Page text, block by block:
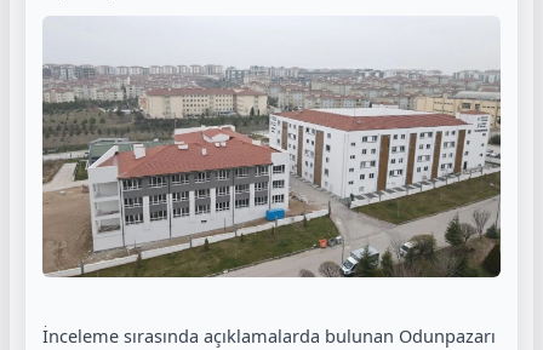
İnceleme sırasında açıklamalarda bulunan Odunpazarı